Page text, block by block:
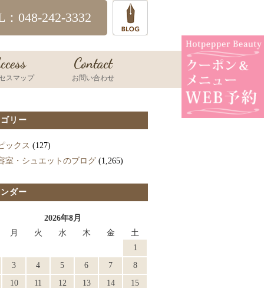
：048-242-3332
スマップ
Contact
お問い合わせ
リー
ックス (127)
室・シュエットのブログ (1,265)
ダー
2026年8月
月 火 水 木 金
土
1
3 4 5 6 7
8
10 11 12 13 14
15